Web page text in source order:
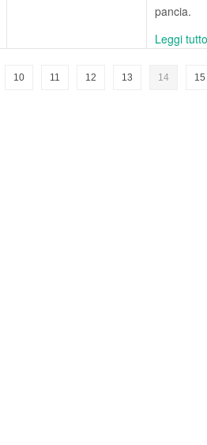
pancia.
Leggi
10 11 12 13 14 15